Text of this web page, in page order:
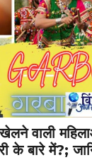
वाली
के बारे में?;